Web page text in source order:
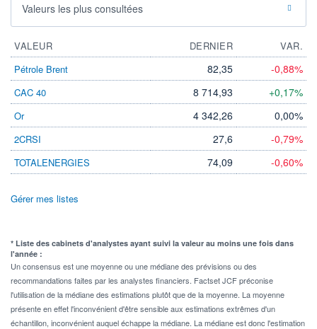
Valeurs les plus consultées
VALEUR DERNIER
VAR.
Pétrole Brent
82,35 -0,88%
CAC 40 8 714,93 +0,17%
Or 4 342,26 0,00%
2CRSI 27,6 -0,79%
TOTALENERGIES 74,09 -0,60%
Gérer mes listes
* Liste des cabinets d'analystes ayant suivi la valeur au moins une fois dans
l'année :
Un consensus est une moyenne ou une médiane des prévisions ou des
recommandations faites par les analystes financiers. Factset JCF préconise
l'utilisation de la médiane des estimations plutôt que de la moyenne. La moyenne
présente en effet l'inconvénient d'être sensible aux estimations extrêmes d'un
échantillon, inconvénient auquel échappe la médiane. La médiane est donc l'estimation